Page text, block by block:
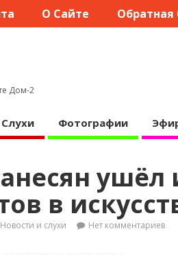
О Сайте Обратная
Дом-2
Фотографии
ушёл
в
Новости и слухи Нет комментариев